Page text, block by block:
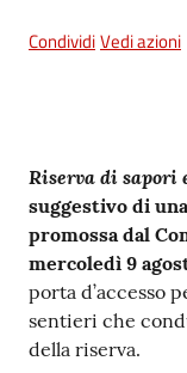
CondividiVedi azioni
Contenuto
Riserva di sapori
suggestivo di
promossa dal
mercoledì 9
porta d’accesso
sentieri che
della riserva.